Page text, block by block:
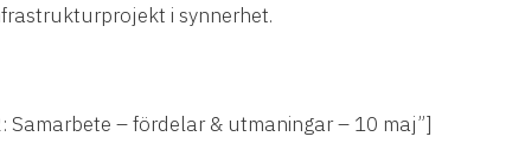
i synnerhet.
– fördelar & utmaningar – 10 maj”]